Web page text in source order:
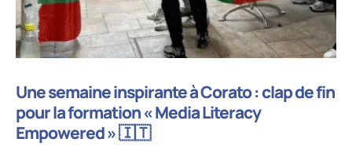
Une semaine inspirante à Corato : clap de fin
pour la formation « Media Literacy
Empowered » 🇮🇹